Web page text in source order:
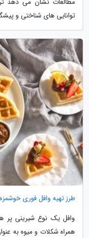
توانایی های شناختی و
طرز تهیه وافل فوری
وافل یک نوع شیرینی پر
همراه شکلات و میوه به